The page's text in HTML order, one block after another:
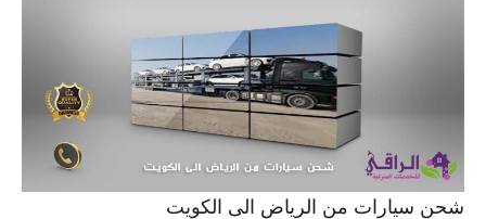
شحن سيارات من الرياض الى الكويت